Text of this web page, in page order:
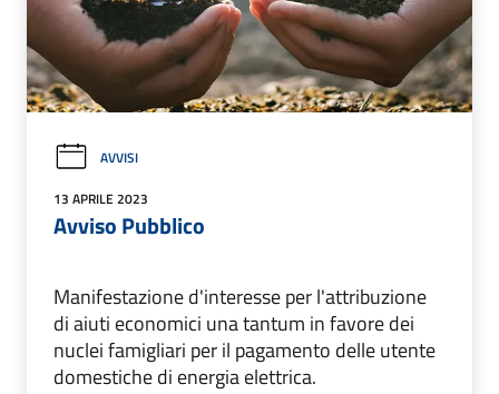
AVVISI
13 APRILE 2023
Avviso Pubblico
Manifestazione d'interesse per l'attribuzione
di aiuti economici una tantum in favore dei
nuclei famigliari per il pagamento delle utente
domestiche di energia elettrica.